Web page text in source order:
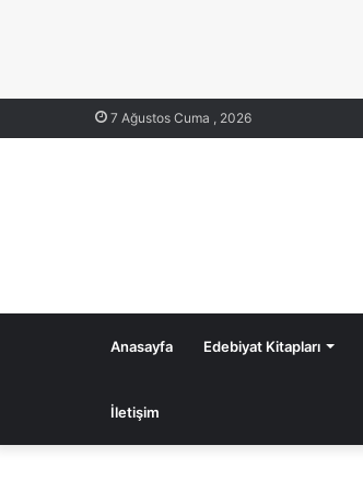
7 Ağustos Cuma , 2026
Anasayfa Edebiyat Kitapları
İletişim